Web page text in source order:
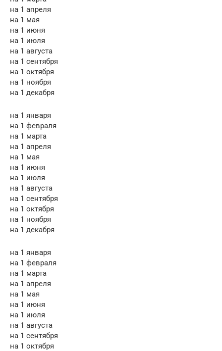
на 1 апреля
на 1 мая
на 1 июня
на 1 июля
на 1 августа
на 1 сентября
на 1 октября
на 1 ноября
на 1 декабря
на 1 января
на 1 февраля
на 1 марта
на 1 апреля
на 1 мая
на 1 июня
на 1 июля
на 1 августа
на 1 сентября
на 1 октября
на 1 ноября
на 1 декабря
на 1 января
на 1 февраля
на 1 марта
на 1 апреля
на 1 мая
на 1 июня
на 1 июля
на 1 августа
на 1 сентября
на 1 октября